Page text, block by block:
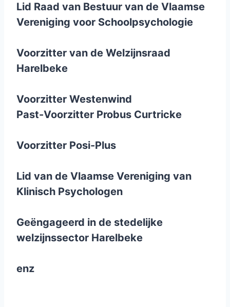
Lid Raad van Bestuur van de Vlaamse
Vereniging voor Schoolpsychologie
Voorzitter van de Welzijnsraad
Harelbeke
Voorzitter Westenwind
Past-Voorzitter Probus Curtricke
Voorzitter Posi-Plus
Lid van de Vlaamse Vereniging van
Klinisch Psychologen
Geëngageerd in de stedelijke
welzijnssector Harelbeke
enz